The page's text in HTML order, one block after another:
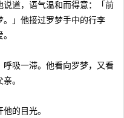
道，语气温和而得意：「前
」他接过罗梦手中的行李
吸一滞。他看向罗梦，又看
。
的目光。